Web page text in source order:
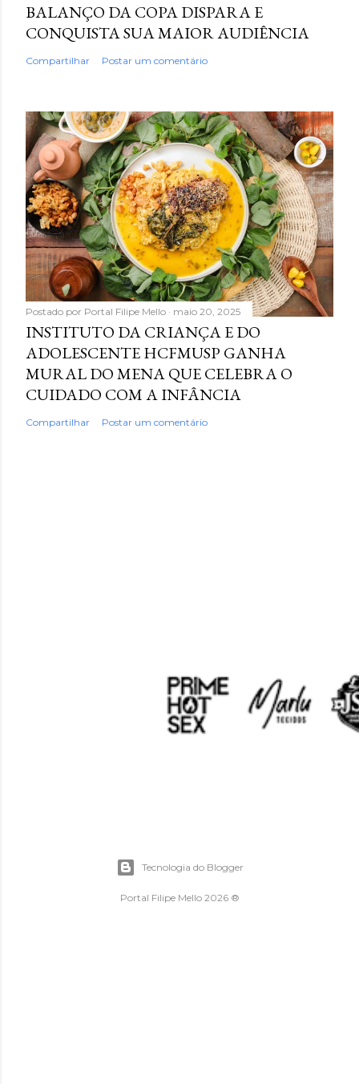
BALANÇO DA COPA DISPARA E
CONQUISTA SUA MAIOR AUDIÊNCIA
Compartilhar Postar um comentário
Postado por Portal Filipe Mello maio 20, 2025
INSTITUTO DA CRIANÇA E DO
ADOLESCENTE HCFMUSP GANHA
MURAL DO MENA QUE CELEBRA O
CUIDADO COM A INFÂNCIA
Compartilhar Postar um comentário
Tecnologia do Blogger
Portal Filipe Mello 2026 ®